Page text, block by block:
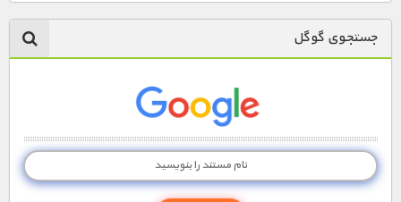
جستجوی گوگل